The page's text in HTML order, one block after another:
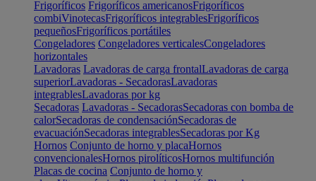
Frigoríficos Frigoríficos americanosFrigoríficos
combiVinotecasFrigoríficos integrablesFrigoríficos
pequeñosFrigoríficos portátiles
Congeladores Congeladores verticalesCongeladores
horizontales
Lavadoras Lavadoras de carga frontalLavadoras de carga
superiorLavadoras - SecadorasLavadoras
integrablesLavadoras por kg
Secadoras Lavadoras - SecadorasSecadoras con bomba de
calorSecadoras de condensaciónSecadoras de
evacuaciónSecadoras integrablesSecadoras por Kg
Hornos Conjunto de horno y placaHornos
convencionalesHornos pirolíticosHornos multifunción
Placas de cocina Conjunto de horno y